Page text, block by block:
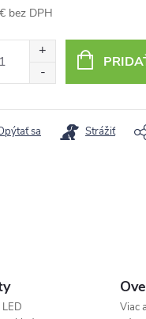
bez DPH
sa Strážiť
Viac